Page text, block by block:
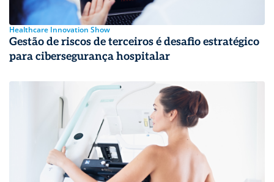
Healthcare Innovation Show
Gestão de riscos de terceiros é desafio estratégico
para cibersegurança hospitalar